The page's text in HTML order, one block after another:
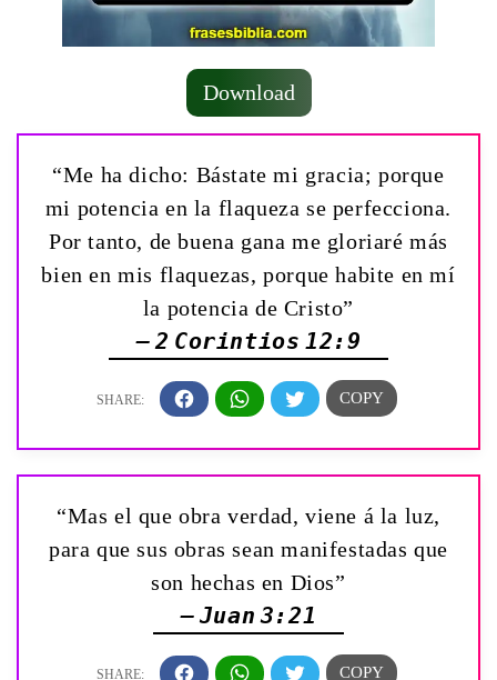
Download
“Me ha dicho: Bástate mi gracia; porque
mi potencia en la flaqueza se perfecciona.
Por tanto, de buena gana me gloriaré más
bien en mis flaquezas, porque habite en mí
la potencia de Cristo”
— 2 Corintios 12:9
“Mas el que obra verdad, viene á la luz,
para que sus obras sean manifestadas que
son hechas en Dios”
— Juan 3:21